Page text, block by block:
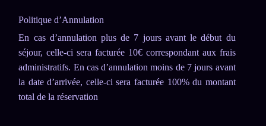
Politique d’Annulation
En cas d’annulation plus de 7 jours avant le début du
séjour, celle-ci sera facturée 10€ correspondant aux frais
administratifs. En cas d’annulation moins de 7 jours avant
la date d’arrivée, celle-ci sera facturée 100% du montant
total de la réservation